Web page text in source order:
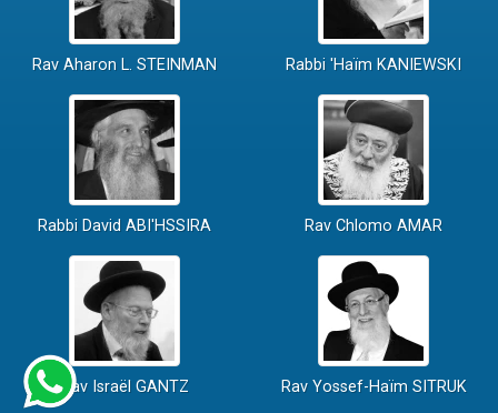
Rav Aharon L. STEINMAN Rabbi 'Haïm KANIEWSKI
Rabbi David ABI'HSSIRA Rav Chlomo AMAR
Rav Israël GANTZ Rav Yossef-Haïm SITRUK